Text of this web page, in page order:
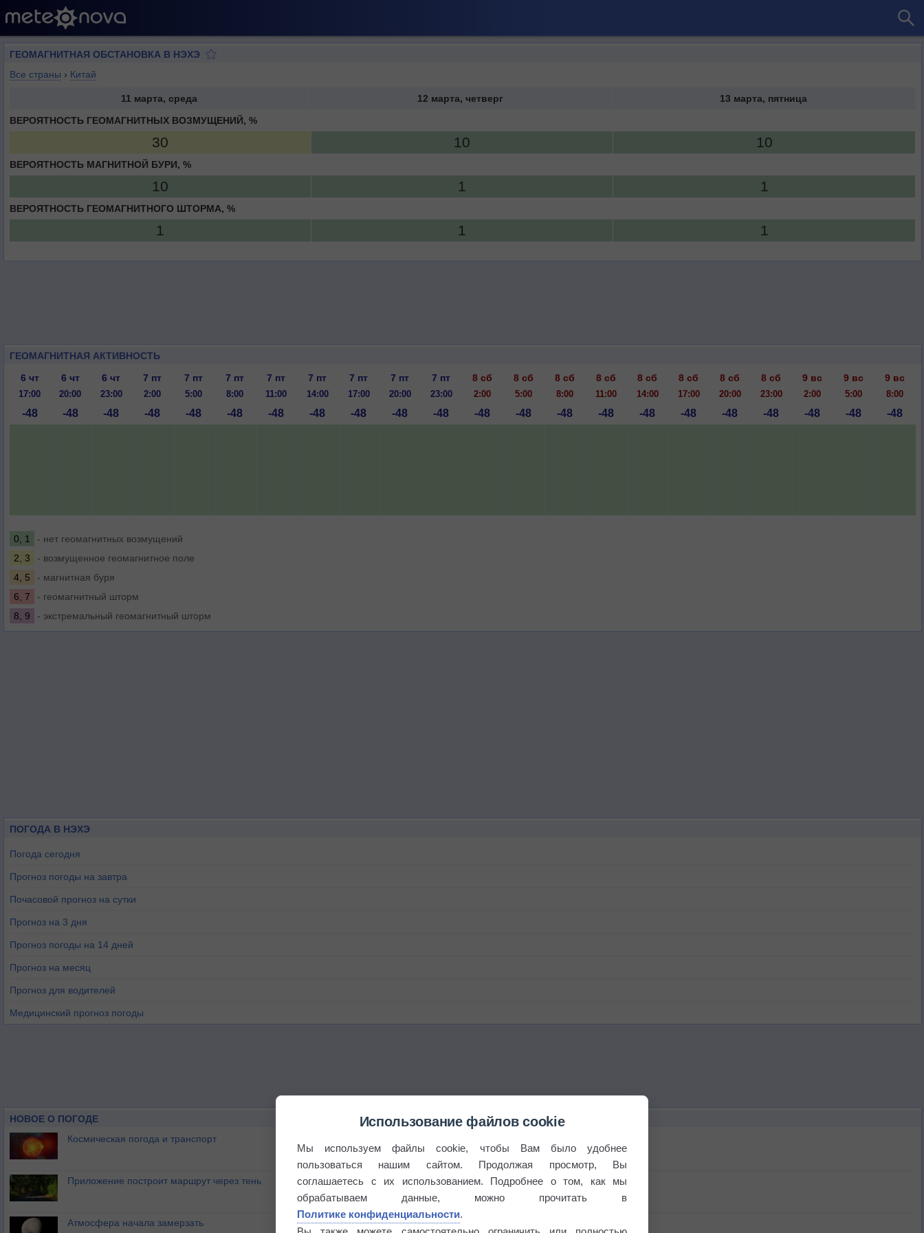
ГЕОМАГНИТНАЯ ОБСТАНОВКА В НЭХЭ
Все страны › Китай
11 марта, среда 12 марта, четверг
13 марта, пятница
ВЕРОЯТНОСТЬ ГЕОМАГНИТНЫХ ВОЗМУЩЕНИЙ, %
30 10 10
ВЕРОЯТНОСТЬ МАГНИТНОЙ БУРИ, %
10 1 1
ВЕРОЯТНОСТЬ ГЕОМАГНИТНОГО ШТОРМА, %
1 1 1
ГЕОМАГНИТНАЯ АКТИВНОСТЬ
6 чт
6 чт 6 чт 7 пт 7 пт 7 пт 7 пт 7 пт 7 пт 7 пт 7 пт 8 сб 8 сб 8 сб 8 сб 8 сб 8 сб 8 сб 8 сб 9 вс 9 вс 9 вс
17:00 20:00 23:00 2:00 5:00 8:00 11:00 14:00 17:00 20:00 23:00 2:00 5:00 8:00 11:00 14:00 17:00 20:00 23:00 2:00 5:00 8:00
-48 -48 -48 -48 -48 -48 -48 -48 -48 -48 -48 -48 -48 -48 -48 -48 -48 -48 -48 -48 -48 -48
0, 1
- нет геомагнитных возмущений
2, 3
- возмущенное геомагнитное поле
4, 5
- магнитная буря
6, 7
- геомагнитный шторм
8, 9
- экстремальный геомагнитный шторм
ПОГОДА В НЭХЭ
Погода сегодня
Прогноз погоды на завтра
Почасовой прогноз на сутки
Прогноз на 3 дня
Прогноз погоды на 14 дней
Прогноз на месяц
Прогноз для водителей
Медицинский прогноз погоды
НОВОЕ О ПОГОДЕ
Космическая погода и транспорт
Приложение построит маршрут через тень
Атмосфера начала замерзать
Использование файлов cookie
Мы используем файлы cookie, чтобы Вам было удобнее
пользоваться нашим сайтом. Продолжая просмотр, Вы
соглашаетесь с их использованием. Подробнее о том, как мы
обрабатываем данные, можно прочитать в
Политике конфиденциальности.